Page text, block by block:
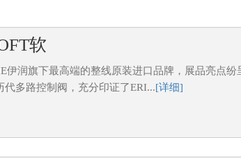
软
伊润旗下最高端的整线原装进口品牌，展品亮点
多路控制阀，充分印证了ERI...[详细]